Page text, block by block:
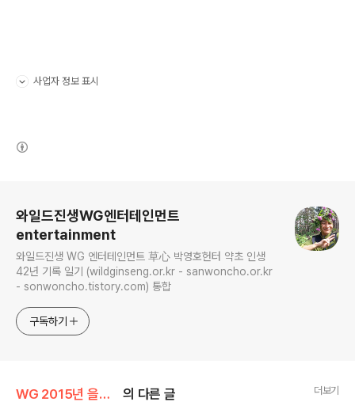
사업자 정보 표시
와일드진생WG엔터테인먼트
entertainment
와일드진생 WG 엔터테인먼트 草心 박영호헌터 약초 인생
42년 기록 일기 (wildginseng.or.kr - sanwoncho.or.kr
- sonwoncho.tistory.com) 통합
구독하기
WG 2015년 을미년 기록 의 다른 글 더보기